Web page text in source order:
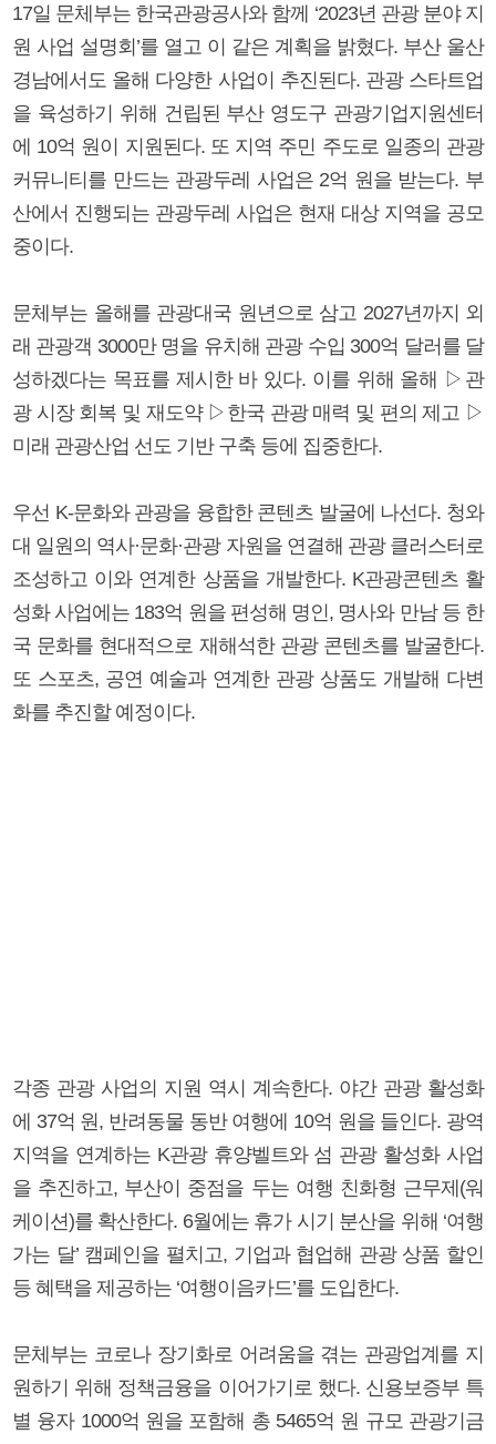
17일 문체부는 한국관광공사와 함께 ‘2023년 관광 분야 지
원 사업 설명회’를 열고 이 같은 계획을 밝혔다. 부산 울산
경남에서도 올해 다양한 사업이 추진된다. 관광 스타트업
을 육성하기 위해 건립된 부산 영도구 관광기업지원센터
에 10억 원이 지원된다. 또 지역 주민 주도로 일종의 관광
커뮤니티를 만드는 관광두레 사업은 2억 원을 받는다. 부
산에서 진행되는 관광두레 사업은 현재 대상 지역을 공모
중이다.
문체부는 올해를 관광대국 원년으로 삼고 2027년까지 외
래 관광객 3000만 명을 유치해 관광 수입 300억 달러를 달
성하겠다는 목표를 제시한 바 있다. 이를 위해 올해 ▷관
광 시장 회복 및 재도약 ▷한국 관광 매력 및 편의 제고 ▷
미래 관광산업 선도 기반 구축 등에 집중한다.
우선 K-문화와 관광을 융합한 콘텐츠 발굴에 나선다. 청와
대 일원의 역사·문화·관광 자원을 연결해 관광 클러스터로
조성하고 이와 연계한 상품을 개발한다. K관광콘텐츠 활
성화 사업에는 183억 원을 편성해 명인, 명사와 만남 등 한
국 문화를 현대적으로 재해석한 관광 콘텐츠를 발굴한다.
또 스포츠, 공연 예술과 연계한 관광 상품도 개발해 다변
화를 추진할 예정이다.
각종 관광 사업의 지원 역시 계속한다. 야간 관광 활성화
에 37억 원, 반려동물 동반 여행에 10억 원을 들인다. 광역
지역을 연계하는 K관광 휴양벨트와 섬 관광 활성화 사업
을 추진하고, 부산이 중점을 두는 여행 친화형 근무제(워
케이션)를 확산한다. 6월에는 휴가 시기 분산을 위해 ‘여행
가는 달’ 캠페인을 펼치고, 기업과 협업해 관광 상품 할인
등 혜택을 제공하는 ‘여행이음카드’를 도입한다.
문체부는 코로나 장기화로 어려움을 겪는 관광업계를 지
원하기 위해 정책금융을 이어가기로 했다. 신용보증부 특
별 융자 1000억 원을 포함해 총 5465억 원 규모 관광기금